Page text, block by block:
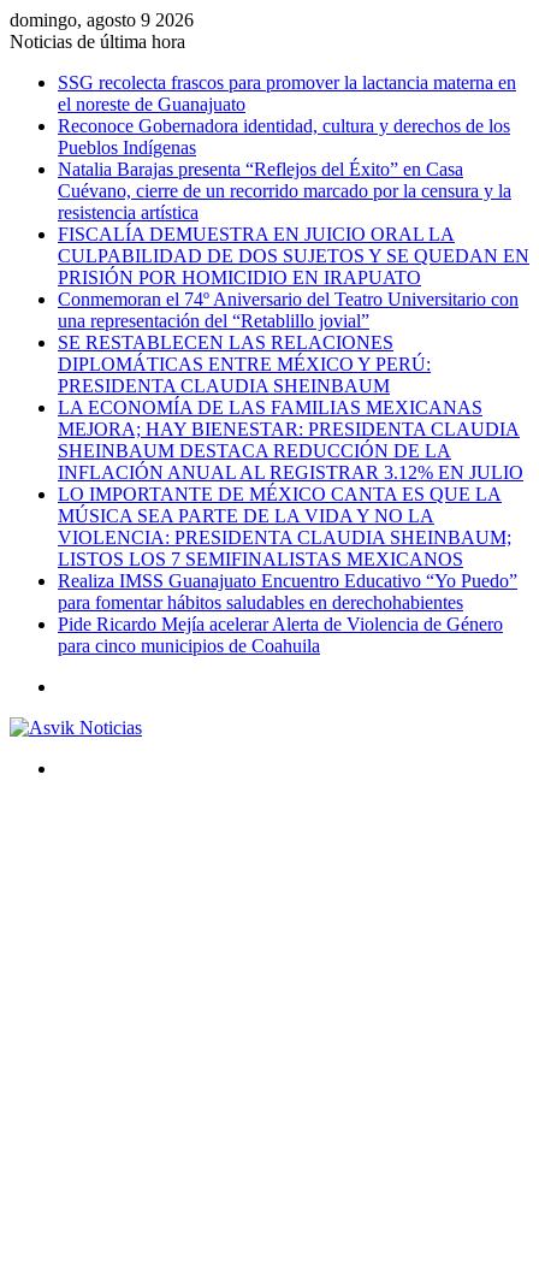
domingo, agosto 9 2026
Noticias de última hora
SSG recolecta frascos para promover la lactancia materna en
el noreste de Guanajuato
Reconoce Gobernadora identidad, cultura y derechos de los
Pueblos Indígenas
Natalia Barajas presenta “Reflejos del Éxito” en Casa
Cuévano, cierre de un recorrido marcado por la censura y la
resistencia artística
FISCALÍA DEMUESTRA EN JUICIO ORAL LA
CULPABILIDAD DE DOS SUJETOS Y SE QUEDAN EN
PRISIÓN POR HOMICIDIO EN IRAPUATO
Conmemoran el 74º Aniversario del Teatro Universitario con
una representación del “Retablillo jovial”
SE RESTABLECEN LAS RELACIONES
DIPLOMÁTICAS ENTRE MÉXICO Y PERÚ:
PRESIDENTA CLAUDIA SHEINBAUM
LA ECONOMÍA DE LAS FAMILIAS MEXICANAS
MEJORA; HAY BIENESTAR: PRESIDENTA CLAUDIA
SHEINBAUM DESTACA REDUCCIÓN DE LA
INFLACIÓN ANUAL AL REGISTRAR 3.12% EN JULIO
LO IMPORTANTE DE MÉXICO CANTA ES QUE LA
MÚSICA SEA PARTE DE LA VIDA Y NO LA
VIOLENCIA: PRESIDENTA CLAUDIA SHEINBAUM;
LISTOS LOS 7 SEMIFINALISTAS MEXICANOS
Realiza IMSS Guanajuato Encuentro Educativo “Yo Puedo”
para fomentar hábitos saludables en derechohabientes
Pide Ricardo Mejía acelerar Alerta de Violencia de Género
para cinco municipios de Coahuila